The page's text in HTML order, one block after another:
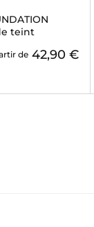
teint
de 42,90 €